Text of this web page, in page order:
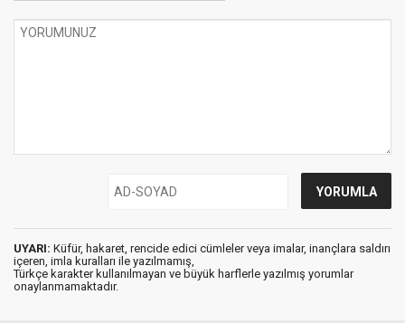
UYARI: Küfür, hakaret, rencide edici cümleler veya imalar, inançlara saldırı
içeren, imla kuralları ile yazılmamış,
Türkçe karakter kullanılmayan ve büyük harflerle yazılmış yorumlar
onaylanmamaktadır.